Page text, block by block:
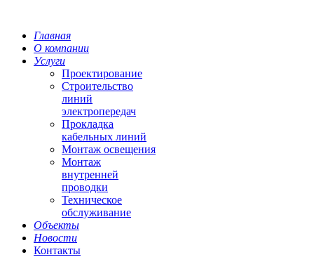
Главная
О компании
Услуги
Проектирование
Строительство
линий
электропередач
Прокладка
кабельных линий
Монтаж освещения
Монтаж
внутренней
проводки
Техническое
обслуживание
Объекты
Новости
Контакты